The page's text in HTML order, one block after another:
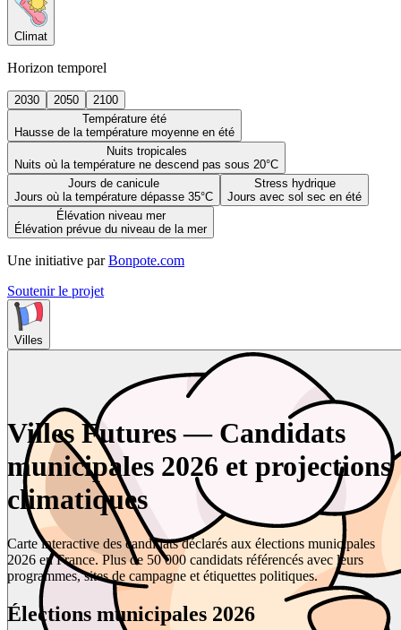
Climat
Horizon temporel
2030 2050
2100
Température été
Hausse de la température moyenne en été
Nuits tropicales
Nuits où la température ne descend pas sous 20°C
Jours de canicule
Jours où la température dépasse 35°C
Stress hydrique
Jours avec sol sec en été
Élévation niveau mer
Élévation prévue du niveau de la mer
Une initiative par Bonpote.com
Soutenir le projet
Villes
Villes Futures — Candidats
municipales 2026 et projections
climatiques
Carte interactive des candidats déclarés aux élections municipales
2026 en France. Plus de 50 000 candidats référencés avec leurs
programmes, sites de campagne et étiquettes politiques.
Élections municipales 2026